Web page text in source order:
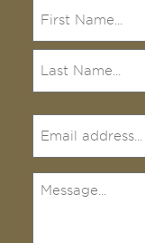
Email
(Required)
Message
(Required)